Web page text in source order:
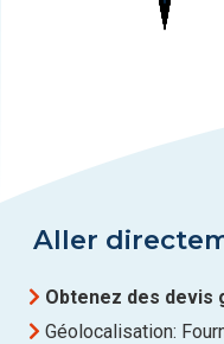
Aller
Obtenez des devis gratuits pour
Géolocalisation: